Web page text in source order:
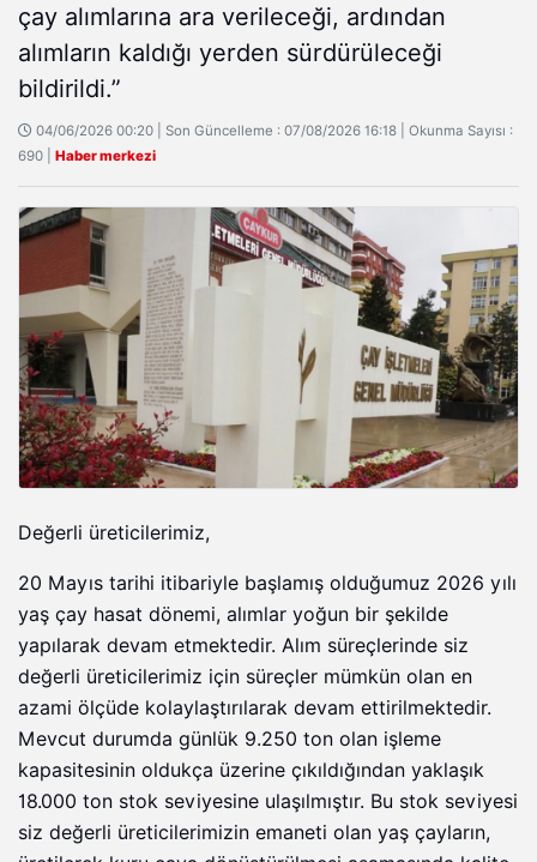
çay alımlarına ara verileceği, ardından
alımların kaldığı yerden sürdürüleceği
bildirildi.”
04/06/2026 00:20 | Son Güncelleme : 07/08/2026 16:18 | Okunma Sayısı :
690 | Haber merkezi
Değerli üreticilerimiz,
20 Mayıs tarihi itibariyle başlamış olduğumuz 2026 yılı
yaş çay hasat dönemi, alımlar yoğun bir şekilde
yapılarak devam etmektedir. Alım süreçlerinde siz
değerli üreticilerimiz için süreçler mümkün olan en
azami ölçüde kolaylaştırılarak devam ettirilmektedir.
Mevcut durumda günlük 9.250 ton olan işleme
kapasitesinin oldukça üzerine çıkıldığından yaklaşık
18.000 ton stok seviyesine ulaşılmıştır. Bu stok seviyesi
siz değerli üreticilerimizin emaneti olan yaş çayların,